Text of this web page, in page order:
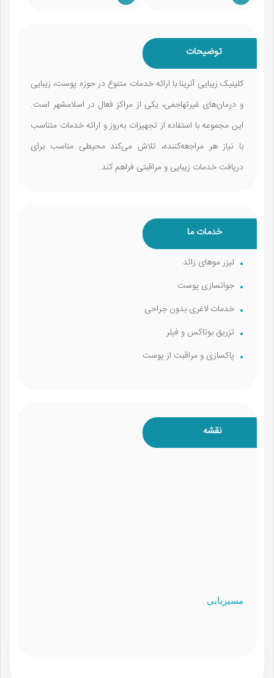
توضیحات
کلینیک زیبایی آترینا با ارائه خدمات متنوع در حوزه پوست، زیبایی
و درمان‌های غیرتهاجمی، یکی از مراکز فعال در اسلامشهر است.
این مجموعه با استفاده از تجهیزات به‌روز و ارائه خدمات متناسب
با نیاز هر مراجعه‌کننده، تلاش می‌کند محیطی مناسب برای
دریافت خدمات زیبایی و مراقبتی فراهم کند.
خدمات ما
لیزر موهای زائد
جوانسازی پوست
خدمات لاغری بدون جراحی
تزریق بوتاکس و فیلر
پاکسازی و مراقبت از پوست
نقشه
مسیریابی